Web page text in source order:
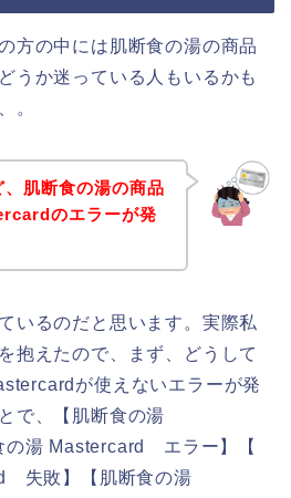
方の中には肌断食の湯の商品
うか迷っている人もいるかも
。
肌断食の湯の商品
のエラーが発
いるのだと思います。実際私
抱えたので、まず、どうして
が使えないエラーが発
で、【肌断食の湯
の湯 Mastercard エラー】【
失敗】【肌断食の湯